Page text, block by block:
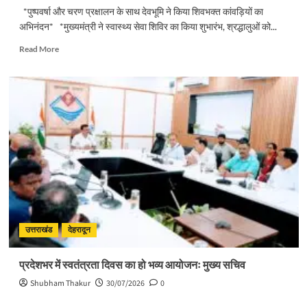
*पुष्पवर्षा और चरण प्रक्षालन के साथ देवभूमि ने किया शिवभक्त कांवड़ियों का
अभिनंदन* *मुख्यमंत्री ने स्वास्थ्य सेवा शिविर का किया शुभारंभ, श्रद्धालुओं को...
Read MoreRead
पुष्पवर्षा
और
चरण
प्रक्षालन
के
साथ
देवभूमि
ने
किया
शिवभक्त
कांवड़ियों
का
अभिनंदन
उत्तराखंड देहरादून
प्रदेशभर में स्वतंत्रता दिवस का हो भव्य आयोजनः मुख्य सचिव
Shubham Thakur 30/07/2026
0